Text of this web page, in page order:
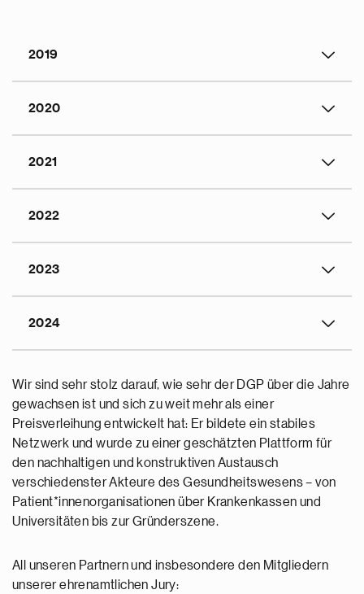
2019
2020
2021
2022
2023
2024
Wir sind sehr stolz darauf, wie sehr der DGP über die Jahre
gewachsen ist und sich zu weit mehr als einer
Preisverleihung entwickelt hat: Er bildete ein stabiles
Netzwerk und wurde zu einer geschätzten Plattform für
den nachhaltigen und konstruktiven Austausch
verschiedenster Akteure des Gesundheitswesens – von
Patient*innenorganisationen über Krankenkassen und
Universitäten bis zur Gründerszene.
All unseren Partnern und insbesondere den Mitgliedern
unserer ehrenamtlichen Jury: